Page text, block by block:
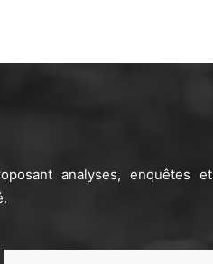
analyses, enquêtes et